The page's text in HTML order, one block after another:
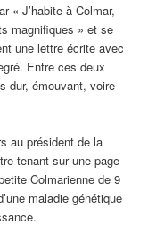
« J’habite à Colmar,
magnifiques » et se
une lettre écrite avec
Entre ces deux
dur, émouvant, voire
au président de la
tenant sur une page
Colmarienne de 9
maladie génétique